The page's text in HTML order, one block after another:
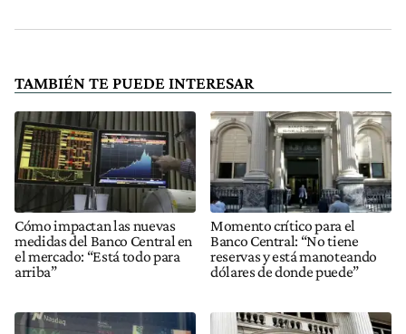
TAMBIÉN TE PUEDE INTERESAR
Cómo impactan las nuevas
medidas del Banco Central en
el mercado: “Está todo para
arriba”
Momento crítico para el
Banco Central: “No tiene
reservas y está manoteando
dólares de donde puede”